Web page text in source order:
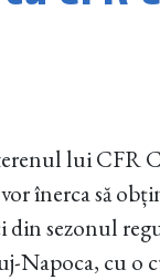
lui CFR
înerca să
sezonul
Napoca, cu o